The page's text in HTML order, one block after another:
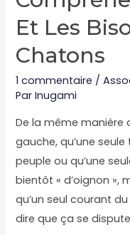
cassée
sur
comptoir
Et Les
Chatons
1 commentaire /
ParInugami
De la même manière
gauche, qu’une
peuple ou qu’une
bientôt « d’oignon »,
qu’un seul courant
dire que ça se